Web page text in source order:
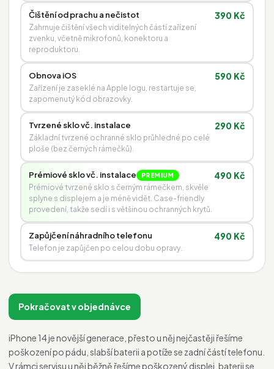
Čištění od prachu a nečistot
Zahrnuje čištění všech viditelných částí zařízení
zvenku, včetně mikrofonů, konektoru a
reproduktoru.
390 Kč
Obnova iOS
Zařízení je zaseklé na Apple logu, restartuje se,
zapomenutý kód obrazovky.
590 Kč
Tvrzené sklo vč. instalace
Základní tvrzené ochranné sklo průhledné po celé
ploše (bez černých rámečků).
290 Kč
Prémiové sklo vč. instalace PREMIUM
Prémiové tvrzené sklo s černým rámečkem, skvěle
splyne s displejem a je méně vidět. Case-friendly
provedení, takže sedí i s většinou ochranných krytů.
490 Kč
Zapůjčení náhradního telefonu
Telefon je zapůjčen po celou dobu opravy.
490 Kč
Pokračovat v objednávce
iPhone 14 je novější generace, přesto u něj nejčastěji řešíme
poškození po pádu, slabší baterii a potíže se zadní částí telefonu.
V rámci servisu u něj běžně řešíme poškozený displej, baterii se